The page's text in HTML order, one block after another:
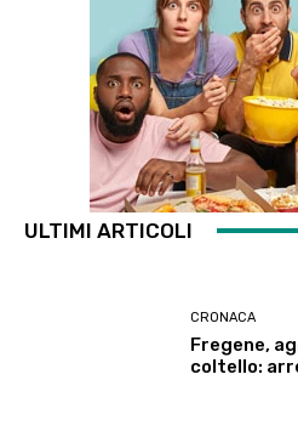
ULTIMI ARTICOLI
CRONACA
Fregene,
coltello: